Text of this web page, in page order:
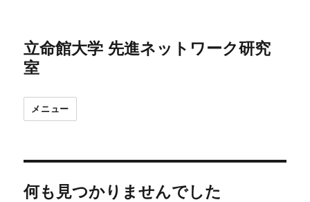
立命館大学 先進ネットワーク研究
室
メニュー
何も見つかりませんでした